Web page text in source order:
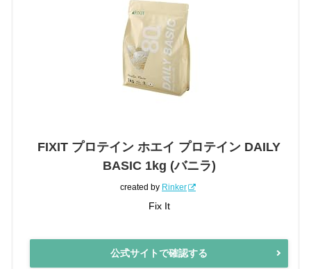
FIXIT プロテイン ホエイ プロテイン DAILY
BASIC 1kg (バニラ)
created by Rinker
Fix It
公式サイトで確認する